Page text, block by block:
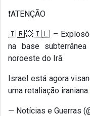
❗ATENÇÃO
🇮🇷💥🇮🇱 –
na base
noroeste do Irã.
Israel está agora
uma retaliação iraniana.
— Notícias e Guerras